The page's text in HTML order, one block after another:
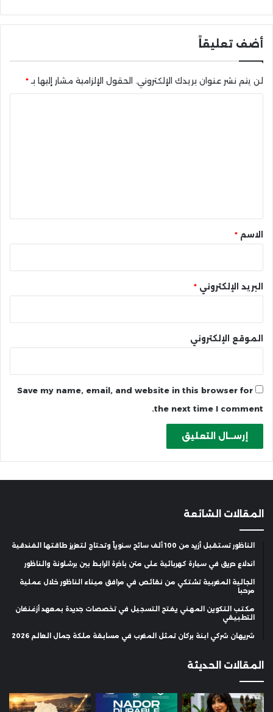
أضف تعليقاً
لن يتم نشر عنوان بريدك الإلكتروني. الحقول الإلزامية مشار إليها بـ *
* الاسم *
البريد الإلكتروني *
الموقع الإلكتروني
Save my name, email, and website in this browser for
the next time I comment.
المقالات الشائعة
الناظور تستقبل أزيد من 100 ألف سائح سنوياً وتحتاج لتعزيز طاقتها الفندقية
اندلاع حريق في سيارة كهربائية على متن باخرة الرابط بين برشلونة والناظور
الجالية المغربية تشتكي من نقائص في مرافق ميناء الناظور خلال عملية
مرحبا
مكتب التكوين المهني يفتح التسجيل في تخصصات جديدة بمعهد أزغنغان
التطبيقي
شريهان شركي ابنة بركان تمثل المغرب في مسابقة ملكة جمال العالم 2026
المقالات الحديثة